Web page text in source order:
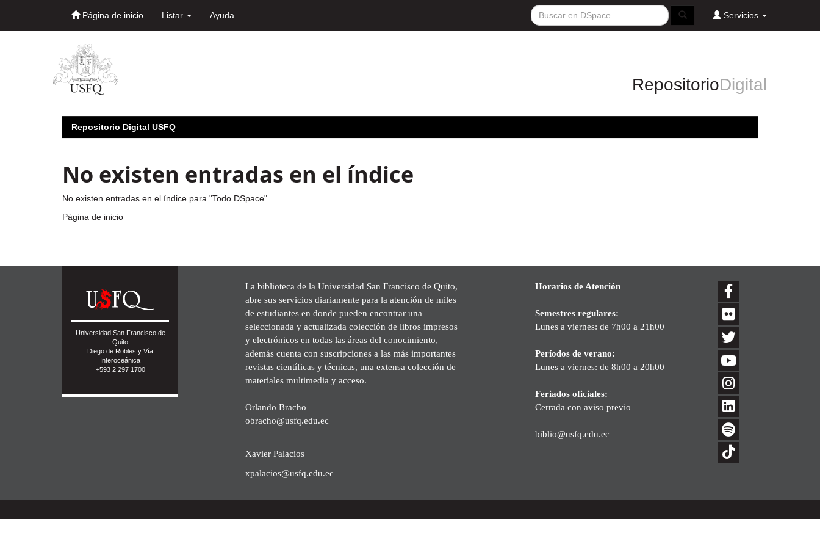
Página de inicio Listar Ayuda Servicios
RepositorioDigital
Repositorio Digital USFQ
No existen entradas en el índice
No existen entradas en el índice para "Todo DSpace".
Página de inicio
Universidad San Francisco de
Quito
Diego de Robles y Vía
Interoceánica
+593 2 297 1700
La biblioteca de la Universidad San Francisco de Quito,
abre sus servicios diariamente para la atención de miles
de estudiantes en donde pueden encontrar una
seleccionada y actualizada colección de libros impresos
y electrónicos en todas las áreas del conocimiento,
además cuenta con suscripciones a las más importantes
revistas científicas y técnicas, una extensa colección de
materiales multimedia y acceso.
Orlando Bracho
obracho@usfq.edu.ec
Xavier Palacios
xpalacios@usfq.edu.ec
Horarios de Atención
Semestres regulares:
Lunes a viernes: de 7h00 a 21h00
Períodos de verano:
Lunes a viernes: de 8h00 a 20h00
Feriados oficiales:
Cerrada con aviso previo
biblio@usfq.edu.ec